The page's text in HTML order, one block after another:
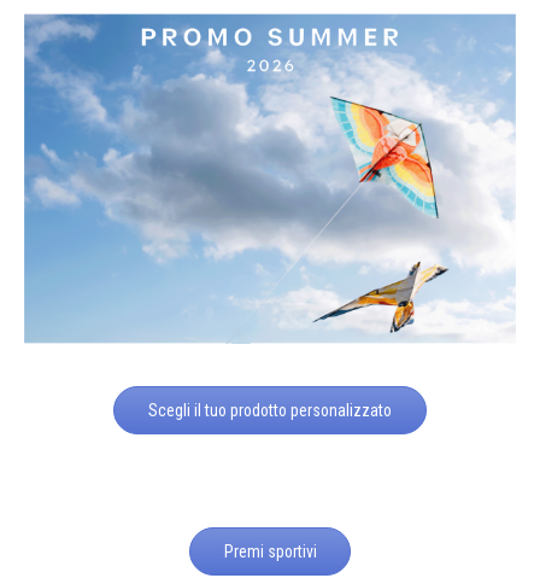
Scegli il tuo prodotto personalizzato
Premi sportivi